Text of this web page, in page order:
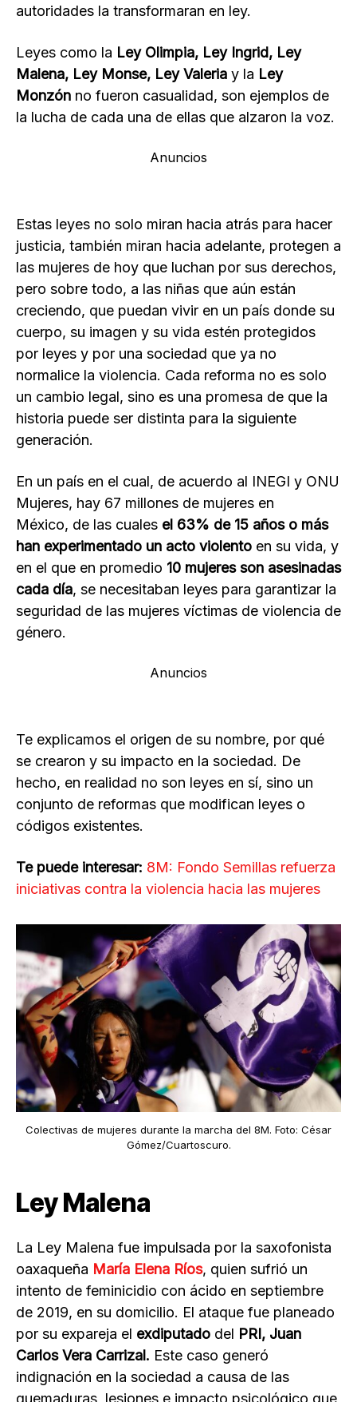
autoridades la transformaran en ley.
Leyes como la Ley Olimpia, Ley Ingrid, Ley
Malena, Ley Monse, Ley Valeria y la Ley
Monzón no fueron casualidad, son ejemplos de
la lucha de cada una de ellas que alzaron la voz.
Anuncios
Estas leyes no solo miran hacia atrás para hacer
justicia, también miran hacia adelante, protegen a
las mujeres de hoy que luchan por sus derechos,
pero sobre todo, a las niñas que aún están
creciendo, que puedan vivir en un país donde su
cuerpo, su imagen y su vida estén protegidos
por leyes y por una sociedad que ya no
normalice la violencia. Cada reforma no es solo
un cambio legal, sino es una promesa de que la
historia puede ser distinta para la siguiente
generación.
En un país en el cual, de acuerdo al INEGI y ONU
Mujeres, hay 67 millones de mujeres en
México, de las cuales el 63% de 15 años o más
han experimentado un acto violento en su vida, y
en el que en promedio 10 mujeres son asesinadas
cada día, se necesitaban leyes para garantizar la
seguridad de las mujeres víctimas de violencia de
género.
Anuncios
Te explicamos el origen de su nombre, por qué
se crearon y su impacto en la sociedad. De
hecho, en realidad no son leyes en sí, sino un
conjunto de reformas que modifican leyes o
códigos existentes.
Te puede interesar: 8M: Fondo Semillas refuerza
iniciativas contra la violencia hacia las mujeres
Colectivas de mujeres durante la marcha del 8M. Foto: César
Gómez/Cuartoscuro.
Ley Malena
La Ley Malena fue impulsada por la saxofonista
oaxaqueña María Elena Ríos, quien sufrió un
intento de feminicidio con ácido en septiembre
de 2019, en su domicilio. El ataque fue planeado
por su expareja el exdiputado del PRI, Juan
Carlos Vera Carrizal. Este caso generó
indignación en la sociedad a causa de las
quemaduras, lesiones e impacto psicológico que